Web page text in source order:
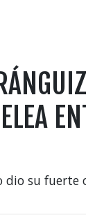
dio su